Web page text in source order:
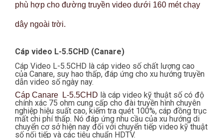
phù hợp cho đường truyền video dưới 160 mét chạy
dây ngoài trời.
Cáp video L-5.5CHD (Canare)
Cáp Video L-5.5CHD là cáp video số chất lượng cao
của Canare, suy hao thấp, đáp ứng cho xu hướng truyền
dẫn video số ngày nay.
Cáp Canare L-5.5CHD là cáp video kỹ thuật số có độ
chính xác 75 ohm cung cấp cho đài truyền hình chuyên
nghiệp hiệu suất cao, kiếm tra quét 100%, cáp đồng trục
mất chi phí thấp. Nó đáp ứng nhu cầu của xu hướng di
chuyển cơ sở hiện nay đối với chuyển tiếp video kỹ thuật
số nối tiếp và các tiêu chuẩn HDTV.